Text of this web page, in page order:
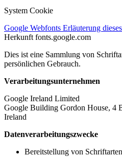
System Cookie
Google Webfonts Erläuterung
Herkunft fonts.google.com
Dies ist eine Sammlung von
persönlichen Gebrauch.
Verarbeitungsunternehmen
Google Ireland Limited
Google Building Gordon House, 4
Ireland
Datenverarbeitungszwecke
Bereitstellung von Schriftarten